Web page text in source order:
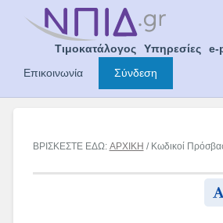
Τιμοκατάλογος Υπηρεσίες
e-
Επικοινωνία
Σύνδεση
ΒΡΙΣΚΕΣΤΕ ΕΔΩ: ΑΡΧΙΚΗ / Κωδικοί